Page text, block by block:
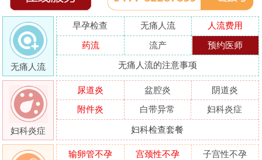
人流医院哪家好
哪家人流专业
人流好的医院
做人流哪里好
无痛人流
早孕检查 无痛人流
人流费用
药流
流产 预约医师
无痛人流的注意事项
妇科炎症
尿道炎 盆腔炎
阴道炎
附件炎
白带异常 妇科炎症
妇科检查套餐
输卵管不孕 宫颈性不孕
子宫性不孕